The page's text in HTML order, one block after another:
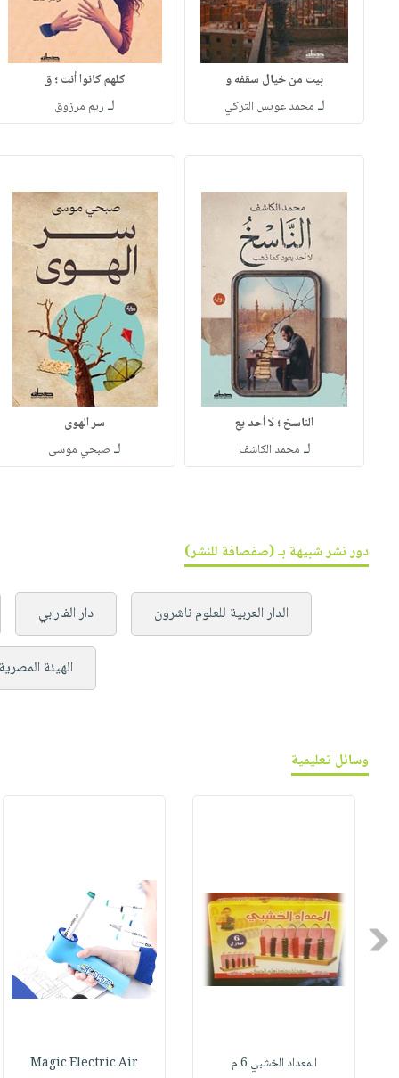
بيت من خيال سقفه و
لـ محمد عويس التركي
كلهم كانوا أنت ؛ ق
لـ ريم مرزوق
الناسخ ؛ لا أحد يع
لـ محمد الكاشف
سر الهوى
لـ صبحي موسى
دور نشر شبيهة بـ (صفصافة للنشر)
الدار العربية للعلوم ناشرون دار الفارابي
الهيئة
وسائل تعليمية
Previous
المعداد الخشبي 6 م Magic Electric Air